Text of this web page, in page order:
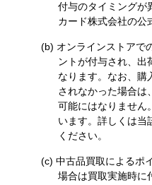
付与のタイミングが
カード株式会社の公
オンラインストアで
ントが付与され、出
なります。なお、購
されなかった場合は
可能にはなりません
います。詳しくは当
ください。
中古品買取によるポ
場合は買取実施時に